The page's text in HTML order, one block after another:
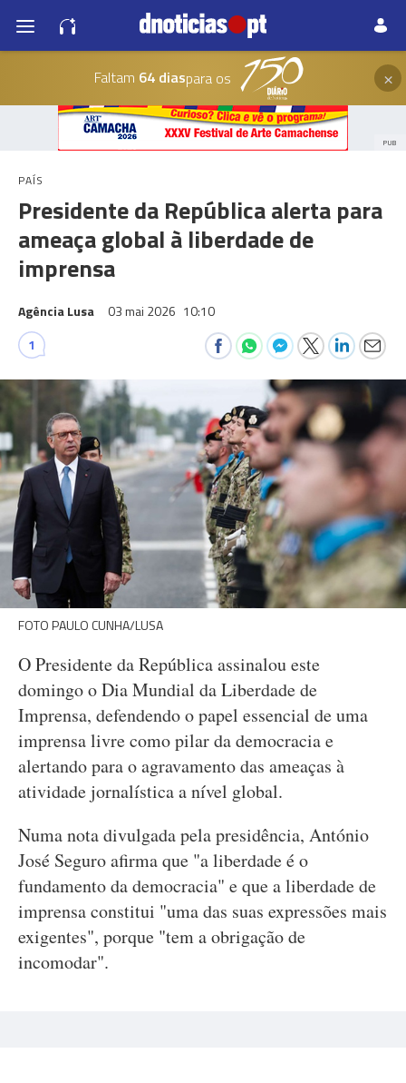
Faltam 64 diaspara os ×
PUB
PAÍS
Presidente da República alerta para
ameaça global à liberdade de
imprensa
Agência Lusa 03 mai 2026 10:10
1
FOTO PAULO CUNHA/LUSA
O Presidente da República assinalou este
domingo o Dia Mundial da Liberdade de
Imprensa, defendendo o papel essencial de uma
imprensa livre como pilar da democracia e
alertando para o agravamento das ameaças à
atividade jornalística a nível global.
Numa nota divulgada pela presidência, António
José Seguro afirma que "a liberdade é o
fundamento da democracia" e que a liberdade de
imprensa constitui "uma das suas expressões mais
exigentes", porque "tem a obrigação de
incomodar".